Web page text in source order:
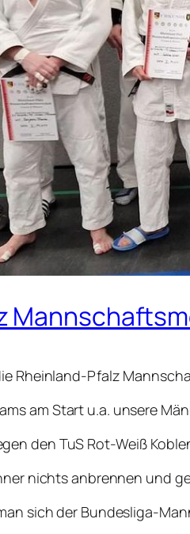
Rheinland-Pfalz
am Start u.a. unsere
den TuS Rot-Weiß
nichts anbrennen und
sich der Bundesliga-